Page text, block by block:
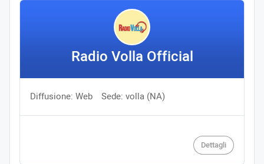
Radio Volla Official
Diffusione: Web Sede: volla (NA)
Dettagli